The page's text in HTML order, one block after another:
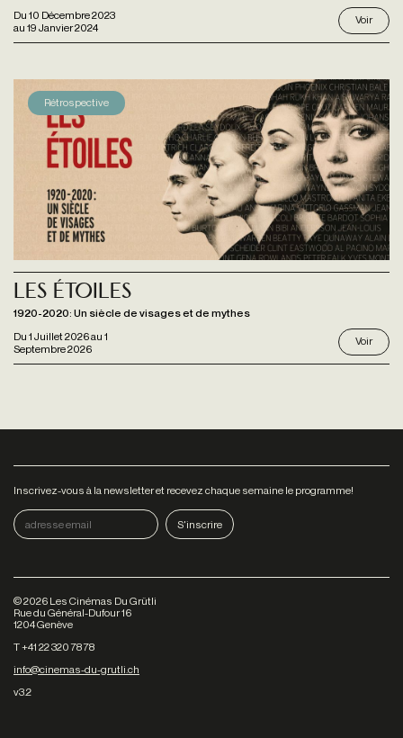
Du 10 Décembre 2023
au 19 Janvier 2024
Voir
Rétrospective
Du 1 Juillet 2026au 1
Septembre 2026
Les étoiles
1920-2020: Un siècle de visages et de mythes
Voir
Inscrivez-vous à la newsletter et recevez chaque semaine le programme!
©2026 Les Cinémas Du Grütli
Rue du Général-Dufour 16
1204 Genève
T +41 22 320 78 78
info@cinemas-du-grutli.ch
v3.2